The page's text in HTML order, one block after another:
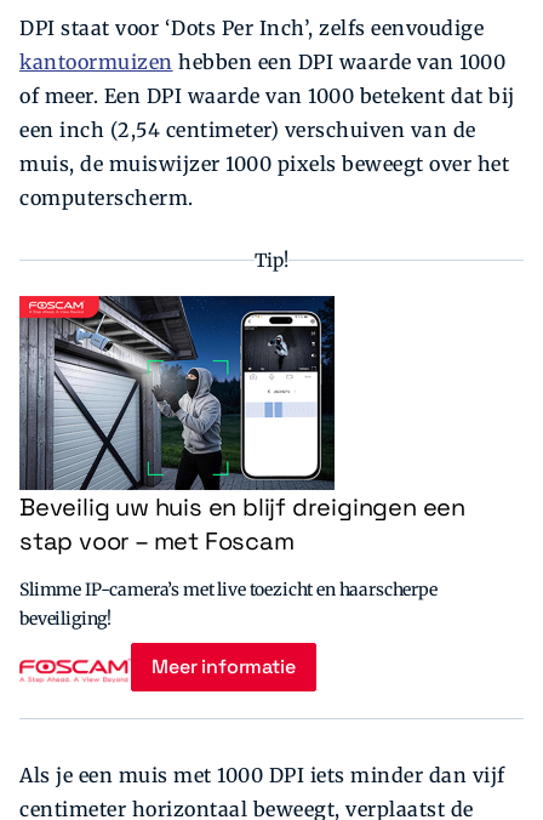
DPI staat voor ‘Dots Per Inch’, zelfs eenvoudige
kantoormuizen hebben een DPI waarde van 1000
of meer. Een DPI waarde van 1000 betekent dat bij
een inch (2,54 centimeter) verschuiven van de
muis, de muiswijzer 1000 pixels beweegt over het
computerscherm.
Tip!
Beveilig uw huis en blijf dreigingen een
stap voor – met Foscam
Slimme IP-camera’s met live toezicht en haarscherpe
beveiliging!
Meer informatie
Als je een muis met 1000 DPI iets minder dan vijf
centimeter horizontaal beweegt, verplaatst de